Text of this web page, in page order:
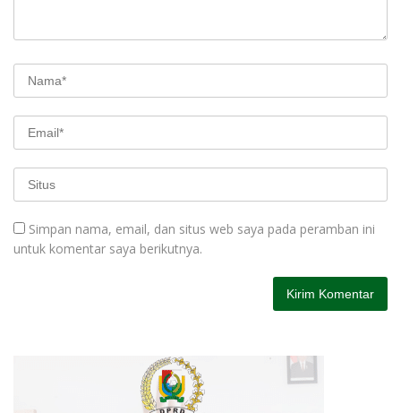
Simpan nama, email, dan situs web saya pada peramban ini
untuk komentar saya berikutnya.